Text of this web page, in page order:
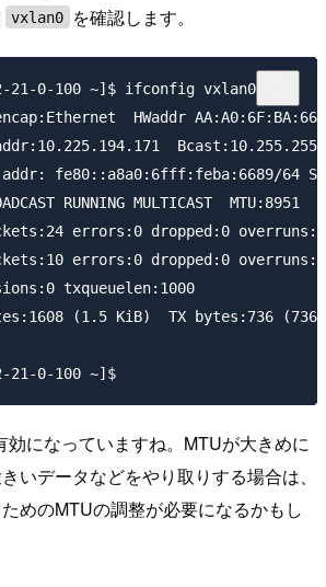
vxlan0 を確認します。
21-0-100 ~]$ ifconfig vxlan0
HWaddr
fe80::a8a0:6fff:feba:6689/64
RUNNING MULTICAST  MTU:8951
errors:0 dropped:0
errors:0 dropped:0
txqueuelen:1000
(1.5 KiB)  TX bytes:736
になっていますね。MTUが大きめに
いデータなどをやり取りする場合は、
めのMTUの調整が必要になるかもし